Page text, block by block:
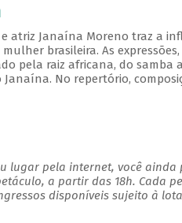
atriz Janaína Moreno traz a
brasileira. As
pela raiz africana, do samba
No repertório,
lugar pela internet, você
a partir das 18h. Cada
disponíveis sujeito à